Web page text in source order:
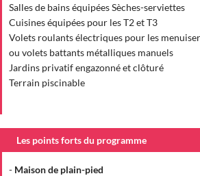
Salles de bains équipées Sèches-serviettes
Cuisines équipées pour les T2 et T3
Volets roulants électriques pour les
ou volets battants métalliques manuels
Jardins privatif engazonné et clôturé
Terrain piscinable
Les points forts du programme
- Maison de plain-pied